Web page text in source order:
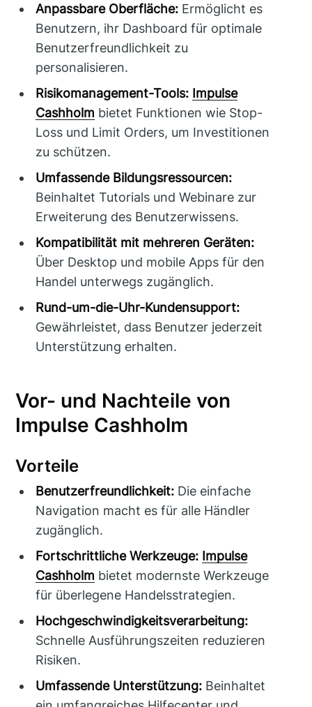
Anpassbare Oberfläche: Ermöglicht es
Benutzern, ihr Dashboard für optimale
Benutzerfreundlichkeit zu
personalisieren.
Risikomanagement-Tools: Impulse
Cashholm bietet Funktionen wie Stop-
Loss und Limit Orders, um Investitionen
zu schützen.
Umfassende Bildungsressourcen:
Beinhaltet Tutorials und Webinare zur
Erweiterung des Benutzerwissens.
Kompatibilität mit mehreren Geräten:
Über Desktop und mobile Apps für den
Handel unterwegs zugänglich.
Rund-um-die-Uhr-Kundensupport:
Gewährleistet, dass Benutzer jederzeit
Unterstützung erhalten.
Vor- und Nachteile von
Impulse Cashholm
Vorteile
Benutzerfreundlichkeit: Die einfache
Navigation macht es für alle Händler
zugänglich.
Fortschrittliche Werkzeuge: Impulse
Cashholm bietet modernste Werkzeuge
für überlegene Handelsstrategien.
Hochgeschwindigkeitsverarbeitung:
Schnelle Ausführungszeiten reduzieren
Risiken.
Umfassende Unterstützung: Beinhaltet